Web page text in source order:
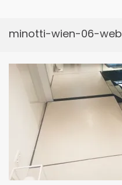
minotti-wien-06-web